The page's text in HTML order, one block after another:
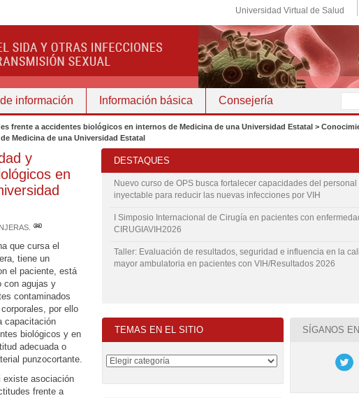
Universidad Virtual de Salud
información Información básica Consejería
frente a accidentes biológicos en internos de Medicina de una Universidad Estatal >
Medicina de una Universidad Estatal
y
en
que cursa el
tiene un
el paciente, está
con agujas y
contaminados
por ello
capacitación
biológicos y en
adecuada o
punzocortante.
existe asociación
frente a
DESTAQUES
Nuevo curso de OPS busca fortalecer capacidades del
inyectable para reducir las nuevas infecciones por VIH
I Simposio Internacional de Cirugía en pacientes con
CIRUGIAVIH2026
Taller: Evaluación de resultados, seguridad e influencia en la
mayor ambulatoria en pacientes con VIH/Resultados 2026
TEMAS EN EL SITIO SÍGANOS EN